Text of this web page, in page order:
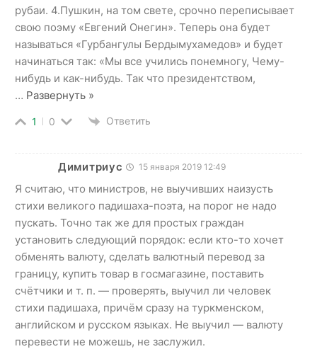
рубаи. 4.Пушкин, на том свете, срочно переписывает
свою поэму «Евгений Онегин». Теперь она будет
называться «Гурбангулы Бердымухамедов» и будет
начинаться так: «Мы все учились понемногу, Чему-
нибудь и как-нибудь. Так что президентством,
… Развернуть »
1 0 Ответить
Димитриус 15 января 2019 12:49
Я считаю, что министров, не выучивших наизусть
стихи великого падишаха-поэта, на порог не надо
пускать. Точно так же для простых граждан
установить следующий порядок: если кто-то хочет
обменять валюту, сделать валютный перевод за
границу, купить товар в госмагазине, поставить
счётчики и т. п. — проверять, выучил ли человек
стихи падишаха, причём сразу на туркменском,
английском и русском языках. Не выучил — валюту
перевести не можешь, не заслужил.